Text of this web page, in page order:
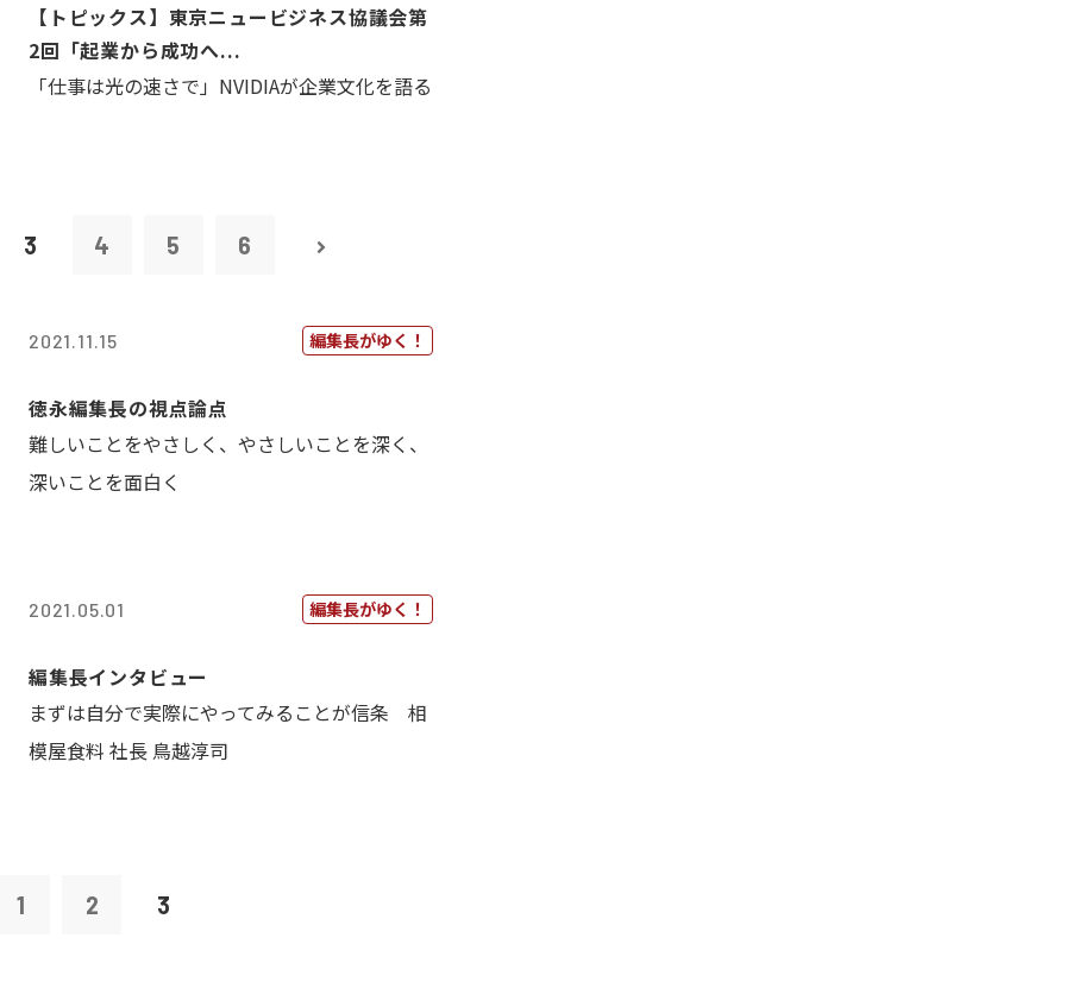
【トピックス】東京ニュービジネス協議会第
2回「起業から成功へ...
「仕事は光の速さで」NVIDIAが企業文化を語る
3 4 5 6
2021.11.15 編集長がゆく！
徳永編集長の視点論点
難しいことをやさしく、やさしいことを深く、
深いことを面白く
2021.05.01 編集長がゆく！
編集長インタビュー
まずは自分で実際にやってみることが信条 相
模屋食料 社長 鳥越淳司
1 2 3